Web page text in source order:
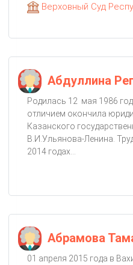
Верховный Суд
Абдуллина
Родилась 12 мая 1986
отличием окончила
Казанского
В.И.Ульянова-Ленина.
2014 годах...
Абрамова
01 апреля 2015 года в